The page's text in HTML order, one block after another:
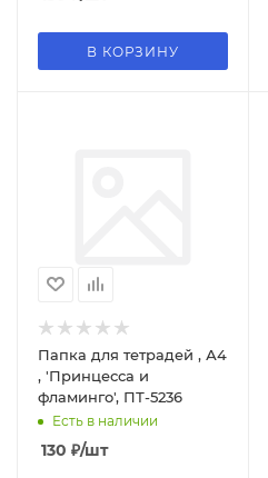
В КОРЗИНУ
Папка для тетрадей , А4
, 'Принцесса и
фламинго', ПТ-5236
Есть в наличии
130 ₽/шт